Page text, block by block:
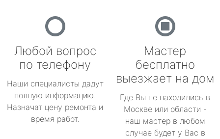
Любой вопрос
по телефону
Наши специалисты дадут
полную информацию.
Назначат цену ремонта и
время работ.
Мастер
бесплатно
выезжает на дом
Где Вы не находились в
Москве или области -
наш мастер в любом
случае будет у Вас в